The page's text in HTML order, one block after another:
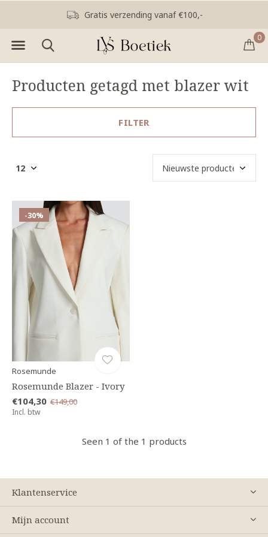
0
Gratis verzending vanaf €100,-
Producten getagd met blazer wit
FILTER
-30%
Rosemunde
Rosemunde Blazer - Ivory
€104,30 €149,00
Incl. btw
Seen 1 of the 1 products
Klantenservice
Mijn account